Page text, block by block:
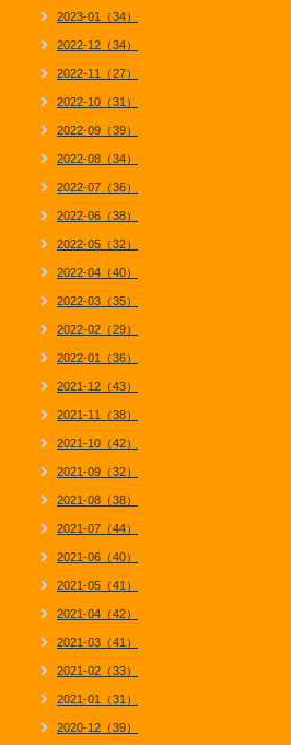
2023-01（34）
2022-12（34）
2022-11（27）
2022-10（31）
2022-09（39）
2022-08（34）
2022-07（36）
2022-06（38）
2022-05（32）
2022-04（40）
2022-03（35）
2022-02（29）
2022-01（36）
2021-12（43）
2021-11（38）
2021-10（42）
2021-09（32）
2021-08（38）
2021-07（44）
2021-06（40）
2021-05（41）
2021-04（42）
2021-03（41）
2021-02（33）
2021-01（31）
2020-12（39）